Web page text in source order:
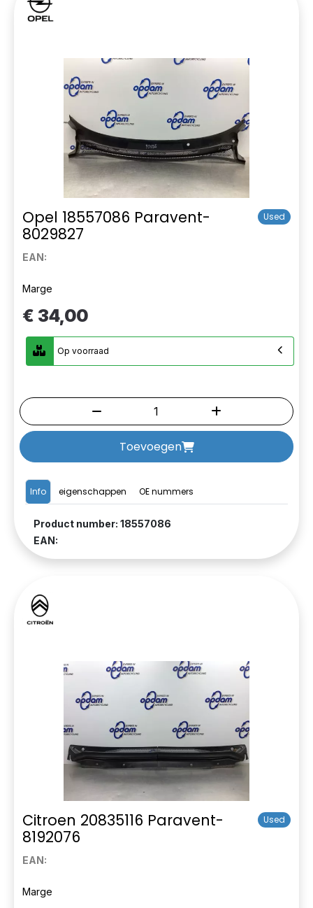
Opel 18557086 Paravent-
8029827
Used
EAN:
Info eigenschappen OE nummers
Product number: 18557086
EAN:
Marge
€ 34,00
Op voorraad
Toevoegen
Citroen 20835116 Paravent-
8192076
Used
EAN:
Marge